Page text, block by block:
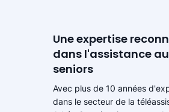
Une expertise
dans l'assistance
seniors
Avec plus de 10 années
dans le secteur de la